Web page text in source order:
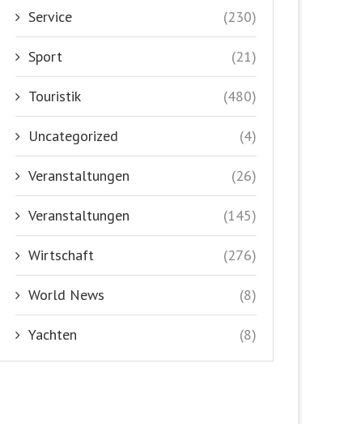
Service (230)
Sport (21)
Touristik (480)
Uncategorized (4)
Veranstaltungen (26)
Veranstaltungen (145)
Wirtschaft (276)
World News (8)
Yachten (8)